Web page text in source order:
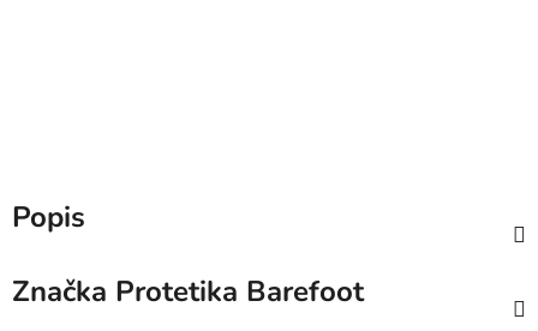
Popis
Značka Protetika Barefoot